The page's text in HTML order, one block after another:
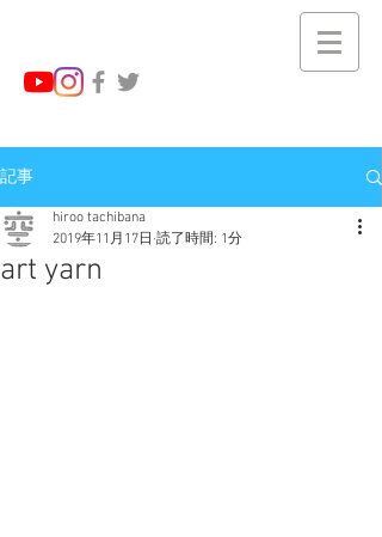
記事
art yarn
hiroo tachibana
2019年11月17日 読了時間: 1分